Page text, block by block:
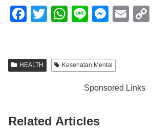
F
e
T
er
W
s
p
Li
M
e
g
E
HEALTH Kesehatan Mental
Sponsored Links
Related Articles